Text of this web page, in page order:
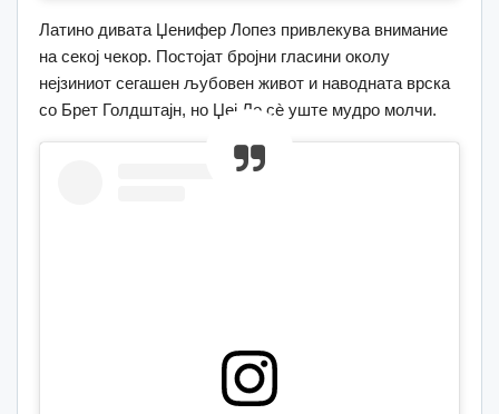
Латино дивата Џенифер Лопез привлекува внимание
на секој чекор. Постојат бројни гласини околу
нејзиниот сегашен љубовен живот и наводната врска
со Брет Голдштајн, но Џеј Ло сè уште мудро молчи.